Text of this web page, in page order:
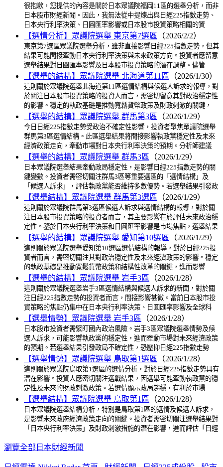
很抱歉，您提供的內容是關於日本眾議院福岡11區的選舉分析，而非
日本股市財經新聞。因此，我無法從中提煉出與日經225指數走勢、
日本央行利率決策、日圓匯率影響或日本股市投資策略相關的資
【選情分析】眾議院選舉 東京第7選區 （2026/2/2）
東京第7選區眾議院選舉分析，雖非直接影響日經225指數走勢，但其
結果可能間接牽動日本央行利率決策與未來政策方向。投資者應留意
選舉結果對日圓匯率影響及日本股市投資策略的潛在調整。儘管
【選舉的結構】眾議院選舉 北海道第11區 （2026/1/30）
這則關於眾議院選舉北海道第11區選情結構與候選人訴求的報導，對
於關注日本股市投資策略的投資人而言，需密切留意其對政治穩定性
的影響。穩定的執政基礎是推動寬鬆貨幣政策及財政刺激的關鍵，
【選舉的結構】眾議院選舉 群馬第3區 （2026/1/29）
今日日經225指數走勢受政治不確定性影響，投資者聚焦眾議院選舉
群馬第3區選情結構。此區選舉結果將間接影響執政黨穩定性及未來
經濟政策走向，牽動市場對日本央行利率決策的預期。分析師建議
【選舉的結構】眾議院選舉 群馬3區 （2026/1/29）
日本眾議院選舉結果牽動政局穩定性，是影響日經225指數走勢的關
鍵變數。投資者需密切關注群馬3區等重要選區的「選情結構」及
「候選人訴求」，評估執政黨能否維持多數優勢。若選舉結果引發政
【選舉結構】眾議院選舉 群馬第3選區 （2026/1/29）
這則關於眾議院群馬第3選區候選人訴求與選情結構的報導，對於關
注日本股市投資策略的投資者而言，其主要影響在於評估未來政治穩
定性。鑒於日本央行利率決策和日圓匯率影響是市場焦點，選舉結果
【選舉的結構】眾議院選舉 愛知第10選區 （2026/1/29）
這則關於眾議院選舉愛知第10選區選情結構的報導，對於日經225投
資者而言，需密切關注其對政治穩定性及未來經濟政策的影響。穩定
的執政基礎是推動寬鬆貨幣政策和結構性改革的關鍵，進而影響
【選舉的結構】眾議院選舉 岩手3區 （2026/1/28）
這則關於眾議院選舉岩手3區選情結構與候選人訴求的新聞，對於關
注日經225指數走勢的投資者而言，間接影響甚微。當前日本股市投
資策略的焦點仍集中在日本央行利率決策、日圓匯率影響及全球科
【選舉情勢】眾議院選舉 岩手3區 （2026/1/28）
日本股市投資者需緊盯國內政治風險。岩手3區眾議院選舉情勢及候
選人訴求，可能影響執政黨的穩定性，進而牽動市場對未來經濟政策
的預期。若選舉結果引發政局不確定性，恐壓抑日經225指數走勢
【選舉情勢】眾議院選舉 鳥取第1選區 （2026/1/28）
這則關於眾議院鳥取第1選區的選情分析，對於日經225指數走勢具有
潛在影響。投資人應密切關注選戰結果，因選舉可能牽動執政黨的穩
定性及未來的財政刺激政策。若選情顯示政局趨穩，有利於市場
【選舉結構】眾議院選舉 鳥取第1區 （2026/1/28）
日本眾議院選舉結構分析，特別是鳥取第1區的選情及候選人訴求，
是影響未來政府經濟政策走向的關鍵。投資者需密切關注選舉結果對
「日本央行利率決策」及財政刺激措施的潛在影響，進而評估「日經
瀏覽全部日本財經新聞